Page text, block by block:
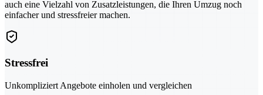
auch eine Vielzahl von Zusatzleistungen, die Ihren Umzug noch
einfacher und stressfreier machen.
Stressfrei
Unkompliziert Angebote einholen und vergleichen